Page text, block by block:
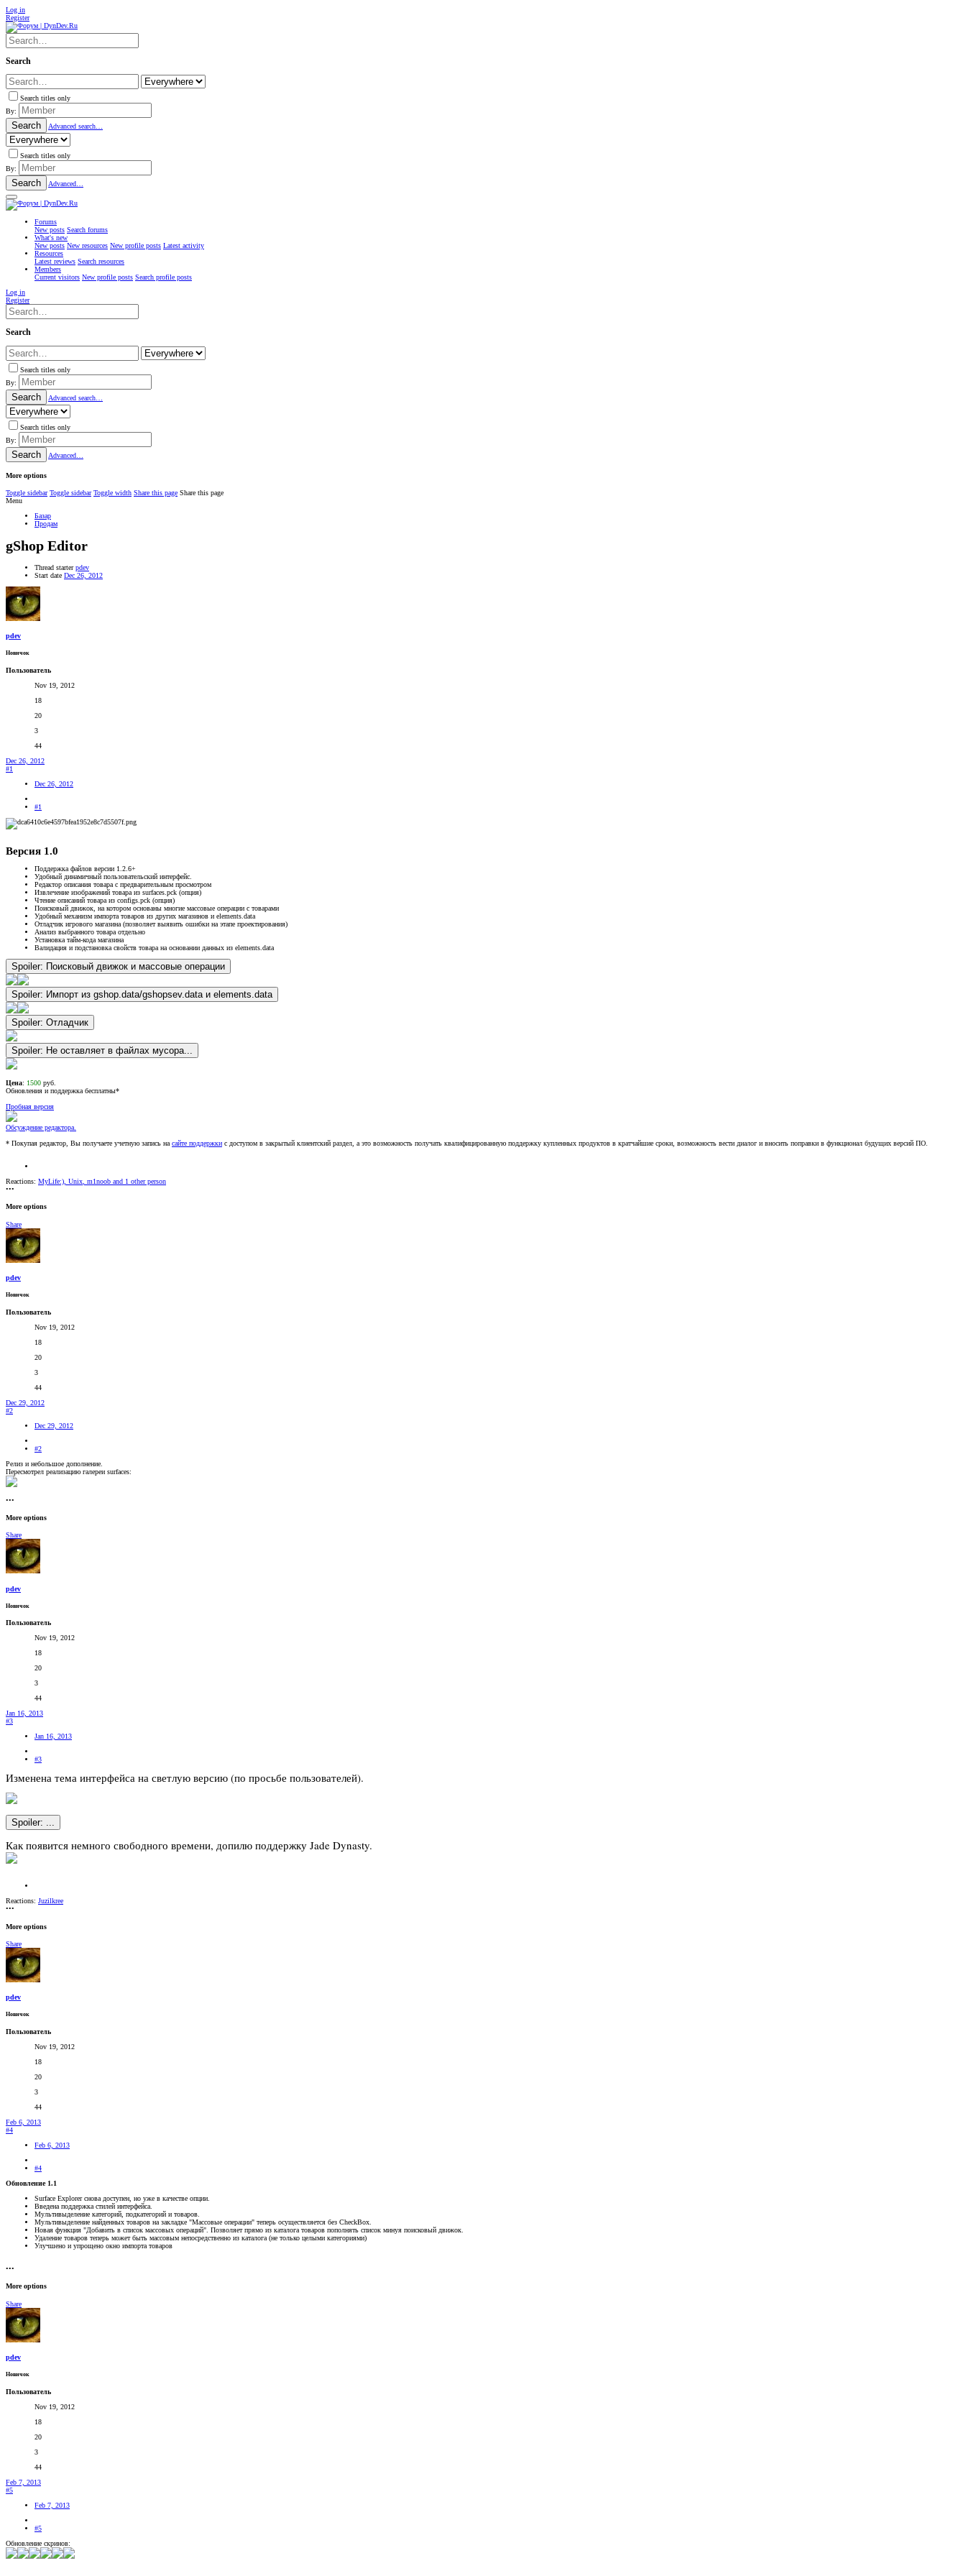
Log in
Register
Search
Search titles only
By:
Search Advanced search…
Search titles only
By:
Search Advanced…
Forums
New posts Search forums
What's new
New posts New resources New profile posts Latest activity
Resources
Latest reviews Search resources
Members
Current visitors New profile posts Search profile posts
Log in
Register
Search
Search titles only
By:
Search Advanced search…
Search titles only
By:
Search Advanced…
More options
Toggle sidebar Toggle sidebar Toggle width Share this page Share this page
Menu
Базар
Продам
gShop Editor
Thread starter pdev
Start date Dec 26, 2012
pdev
Новичок
Пользователь
Nov 19, 2012
18
20
3
44
Dec 26, 2012
#1
Dec 26, 2012
#1
Версия 1.0
Поддержка файлов версии 1.2.6+
Удобный динамичный пользовательский интерфейс.
Редактор описания товара с предварительным просмотром
Извлечение изображений товара из surfaces.pck (опция)
Чтение описаний товара из configs.pck (опция)
Поисковый движок, на котором основаны многие массовые операции с товарами
Удобный механизм импорта товаров из других магазинов и elements.data
Отладчик игрового магазина (позволяет выявить ошибки на этапе проектирования)
Анализ выбранного товара отдельно
Установка тайм-кода магазина
Валидация и подстановка свойств товара на основании данных из elements.data
Spoiler: Поисковый движок и массовые операции
Spoiler: Импорт из gshop.data/gshopsev.data и elements.data
Spoiler: Отладчик
Spoiler: Не оставляет в файлах мусора...
Цена: 1500 руб.
Обновления и поддержка бесплатны*
Пробная версия
Обсуждение редактора.
* Покупая редактор, Вы получаете учетную запись на сайте поддержки с доступом в закрытый клиентский раздел, а это возможность получать квалифицированную поддержку купленных продуктов в кратчайшие сроки, возможность вести диалог и вносить поправки в функционал будущих версий ПО.
Reactions: MyLife:) Unix m1noob and 1 other person
•••
More options
Share
pdev
Новичок
Пользователь
Nov 19, 2012
18
20
3
44
Dec 29, 2012
#2
Dec 29, 2012
#2
Релиз и небольшое дополнение.
Пересмотрел реализацию галереи surfaces:
•••
More options
Share
pdev
Новичок
Пользователь
Nov 19, 2012
18
20
3
44
Jan 16, 2013
#3
Jan 16, 2013
#3
Изменена тема интерфейса на светлую версию (по просьбе пользователей).
Spoiler: ...
Как появится немного свободного времени, допилю поддержку Jade Dynasty.
Reactions: Juzilkree
•••
More options
Share
pdev
Новичок
Пользователь
Nov 19, 2012
18
20
3
44
Feb 6, 2013
#4
Feb 6, 2013
#4
Обновление 1.1
Surface Explorer снова доступен, но уже в качестве опции.
Введена поддержка стилей интерфейса.
Мультивыделение категорий, подкатегорий и товаров.
Мультивыделение найденных товаров на закладке "Массовые операции" теперь осуществляется без CheckBox.
Новая функция "Добавить в список массовых операций". Позволяет прямо из каталога товаров пополнять список минуя поисковый движок.
Удаление товаров теперь может быть массовым непосредственно из каталога (не только целыми категориями)
Улучшено и упрощено окно импорта товаров
•••
More options
Share
pdev
Новичок
Пользователь
Nov 19, 2012
18
20
3
44
Feb 7, 2013
#5
Feb 7, 2013
#5
Обновление скринов: